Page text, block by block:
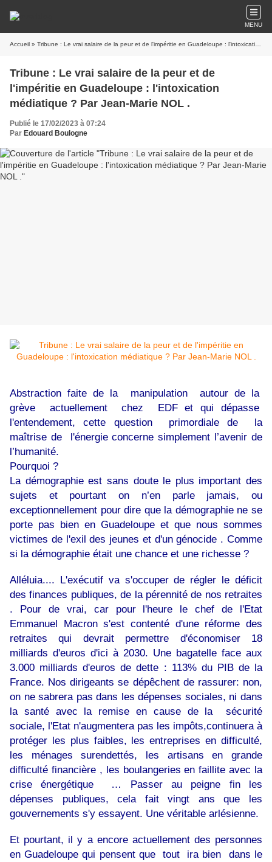
MENU
Accueil » Tribune : Le vrai salaire de la peur et de l'impéritie en Guadeloupe : l'intoxication médiatique ? Par Jean-Marie NOL .
Tribune : Le vrai salaire de la peur et de
l'impéritie en Guadeloupe : l'intoxication
médiatique ? Par Jean-Marie NOL .
Publié le 17/02/2023 à 07:24
Par Edouard Boulogne
Abstraction faite de la manipulation autour de la
grève actuellement chez EDF et qui dépasse
l'entendement, cette question primordiale de la
maîtrise de l'énergie concerne simplement l’avenir de
l’humanité.
Pourquoi ?
La démographie est sans doute le plus important des
sujets et pourtant on n’en parle jamais, ou
exceptionnellement pour dire que la démographie ne se
porte pas bien en Guadeloupe et que nous sommes
victimes de l'exil des jeunes et d'un génocide . Comme
si la démographie était une chance et une richesse ?
Alléluia.... L'exécutif va s'occuper de régler le déficit
des finances publiques, de la pérennité de nos retraites
. Pour de vrai, car pour l'heure le chef de l'Etat
Emmanuel Macron s'est contenté d'une réforme des
retraites qui devrait permettre d'économiser 18
milliards d'euros d'ici à 2030. Une bagatelle face aux
3.000 milliards d'euros de dette : 113% du PIB de la
France. Nos dirigeants se dépêchent de rassurer: non,
on ne sabrera pas dans les dépenses sociales, ni dans
la santé avec la remise en cause de la sécurité
sociale, l'Etat n'augmentera pas les impôts,continuera à
protéger les plus faibles, les entreprises en difficulté,
les ménages surendettés, les artisans en grande
difficulté financière , les boulangeries en faillite avec la
crise énergétique … Passer au peigne fin les
dépenses publiques, cela fait vingt ans que les
gouvernements s'y essayent. Une véritable arlésienne.
Et pourtant, il y a encore actuellement des personnes
en Guadeloupe qui pensent que tout ira bien dans le